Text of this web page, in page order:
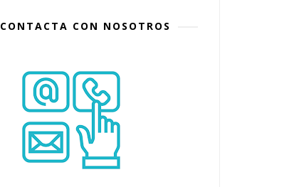
CONTACTA CON NOSOTROS